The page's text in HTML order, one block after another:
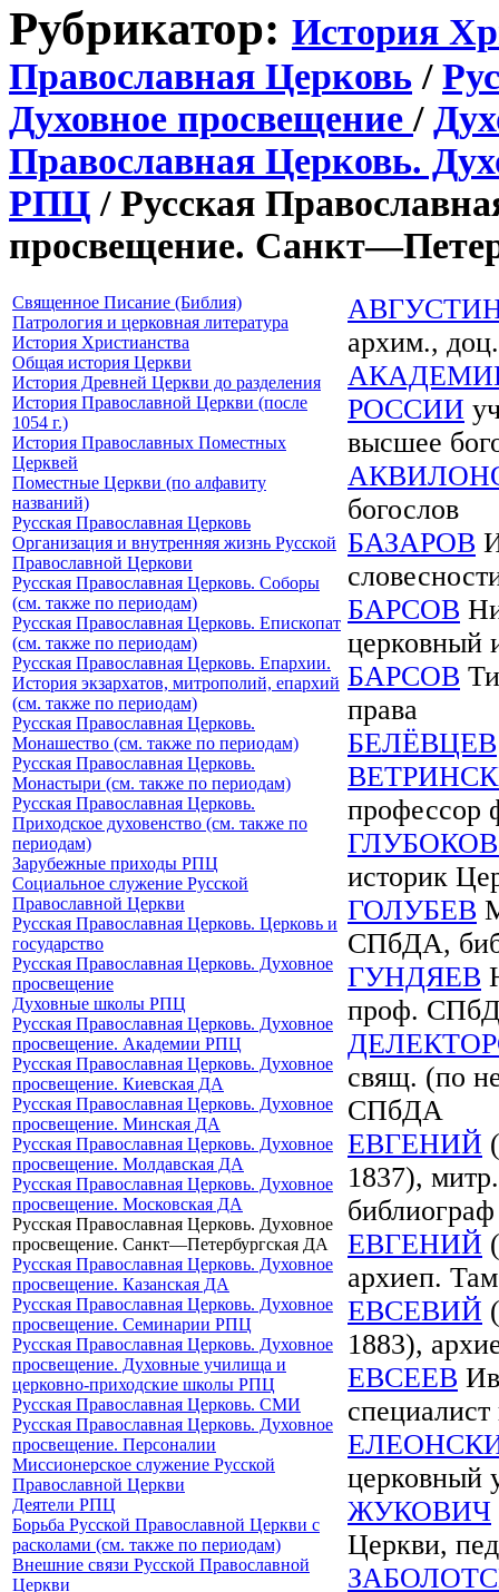
Рубрикатор: История
Православная Церковь /
Духовное просвещение /
Православная Церковь.
РПЦ / Русская
просвещение.
Священное Писание (Библия)
Патрология и церковная литература
История Христианства
Общая история Церкви
История Древней Церкви до разделения
История Православной Церкви (после
1054 г.)
История Православных Поместных
Церквей
Поместные Церкви (по алфавиту
названий)
Русская Православная Церковь
Организация и внутренняя жизнь Русской
Православной Церкови
Русская Православная Церковь. Соборы
(см. также по периодам)
Русская Православная Церковь. Епископат
(см. также по периодам)
Русская Православная Церковь. Епархии.
История экзархатов, митрополий, епархий
(см. также по периодам)
Русская Православная Церковь.
Монашество (см. также по периодам)
Русская Православная Церковь.
Монастыри (см. также по периодам)
Русская Православная Церковь.
Приходское духовенство (см. также по
периодам)
Зарубежные приходы РПЦ
Социальное служение Русской
Православной Церкви
Русская Православная Церковь. Церковь и
государство
Русская Православная Церковь. Духовное
просвещение
Духовные школы РПЦ
Русская Православная Церковь. Духовное
просвещение. Академии РПЦ
Русская Православная Церковь. Духовное
просвещение. Киевская ДА
Русская Православная Церковь. Духовное
просвещение. Минская ДА
Русская Православная Церковь. Духовное
просвещение. Молдавская ДА
Русская Православная Церковь. Духовное
просвещение. Московская ДА
Русская Православная Церковь. Духовное
просвещение. Санкт—Петербургская ДА
Русская Православная Церковь. Духовное
просвещение. Казанская ДА
Русская Православная Церковь. Духовное
просвещение. Семинарии РПЦ
Русская Православная Церковь. Духовное
просвещение. Духовные училища и
церковно-приходские школы РПЦ
Русская Православная Церковь. СМИ
Русская Православная Церковь. Духовное
просвещение. Персоналии
Миссионерское служение Русской
Православной Церкви
Деятели РПЦ
Борьба Русской Православной Церкви с
расколами (см. также по периодам)
Внешние связи Русской Православной
Церкви
архим.,
РОССИИ
высшее
богослов
БАЗАРОВ
БАРСОВ
церковный
БАРСОВ
права
БЕЛЁВЦЕВ
профессор
историк
ГОЛУБЕВ
СПбДА,
ГУНДЯЕВ
проф.
свящ. (по
СПбДА
ЕВГЕНИЙ
1837),
библиограф
ЕВГЕНИЙ
архиеп.
ЕВСЕВИЙ
1883),
ЕВСЕЕВ
церковный
ЖУКОВИЧ
Церкви,